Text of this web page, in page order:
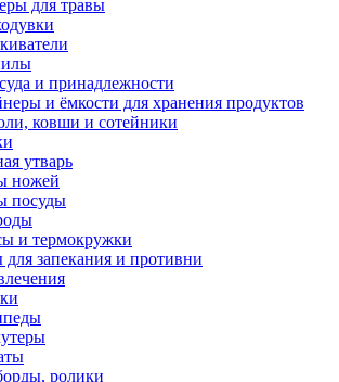
для травы
и принадлежности
и ёмкости для хранения продуктов
ковши и сотейники
утварь
ножей
посуды
и термокружки
запекания и противни
ролики